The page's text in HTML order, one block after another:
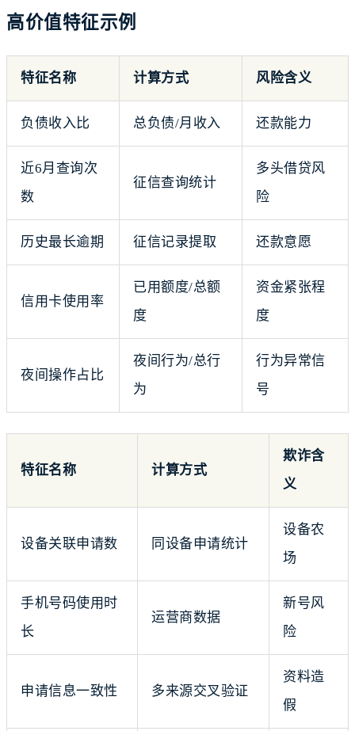
高价值特征示例
特征名称 计算方式 风险含义
负债收入比 总负债/月收入 还款能力
近6月查询次
数
征信查询统计
多头借贷风
险
历史最长逾期 征信记录提取 还款意愿
信用卡使用率
已用额度/总额
度
资金紧张程
度
夜间操作占比
夜间行为/总行
为
行为异常信
号
特征名称 计算方式
欺诈含
义
设备关联申请数 同设备申请统计
设备农
场
手机号码使用时
长
运营商数据
新号风
险
申请信息一致性 多来源交叉验证
资料造
假